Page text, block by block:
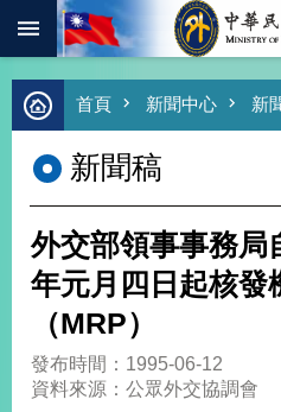
跳到主要內容區塊
進
階
尋
熱
合
外
交
首頁 新聞中心 新
新聞稿
外交部領事事務局
年元月四日起核發
（MRP）
發布時間：1995-06-12
資料來源：公眾外交協調會